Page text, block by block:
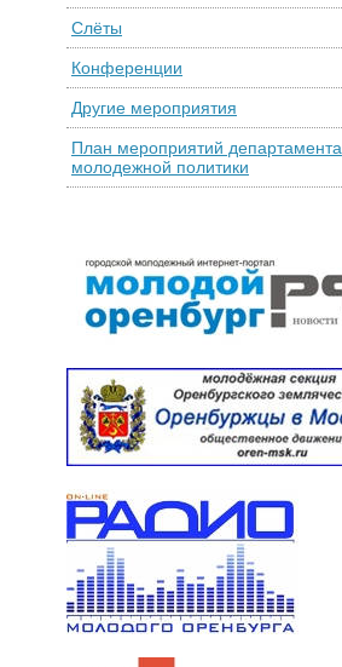
Слёты
Конференции
Другие мероприятия
План мероприятий департамента
молодежной политики